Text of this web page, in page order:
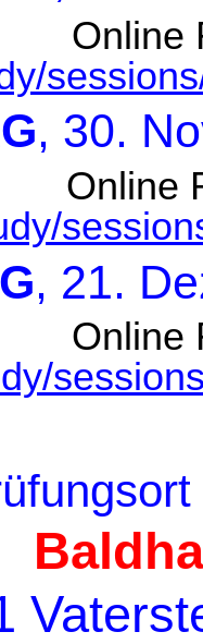
Online
, 30.
Online
, 21.
Online